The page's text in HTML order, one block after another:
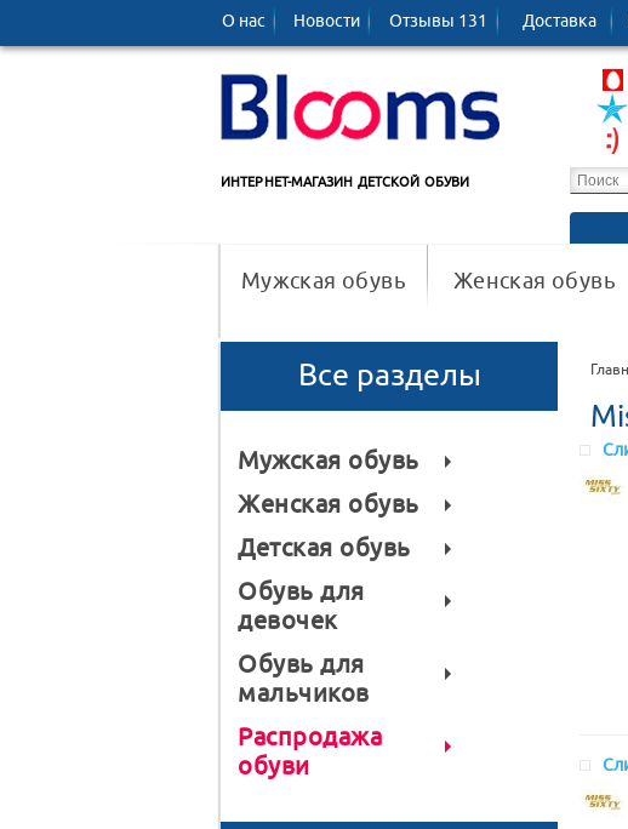
О нас Новости Отзывы 131 Доставка
ИНТЕРНЕТ-МАГАЗИН ДЕТСКОЙ ОБУВИ
Мужская обувь Женская обувь
Все разделы
Мужская обувь
Женская обувь
Детская обувь
Обувь для
девочек
Обувь для
мальчиков
Распродажа
обуви